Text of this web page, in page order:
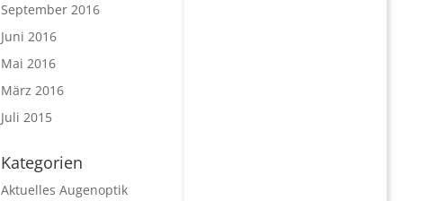
September 2016
Juni 2016
Mai 2016
März 2016
Juli 2015
Kategorien
Aktuelles Augenoptik